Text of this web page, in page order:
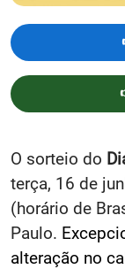
O sorteio do
terça, 16 de
(horário de
Paulo.
alteração no